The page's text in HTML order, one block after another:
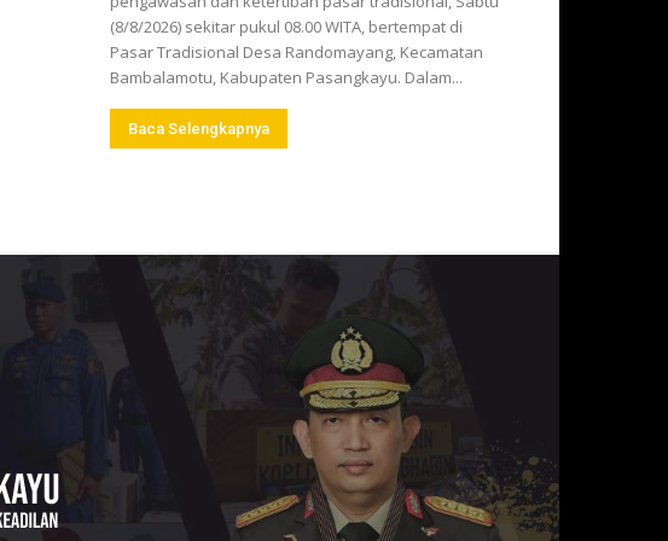
(8/8/2026) sekitar pukul 08.00 WITA, bertempat di
Pasar Tradisional Desa Randomayang, Kecamatan
Bambalamotu, Kabupaten Pasangkayu. Dalam...
Baca Selengkapnya